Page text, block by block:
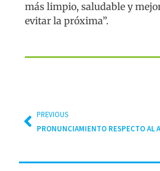
más limpio, saludable y
evitar la próxima”.
PREVIOUS
PRONUNCIAMIENTO RESPECTO AL